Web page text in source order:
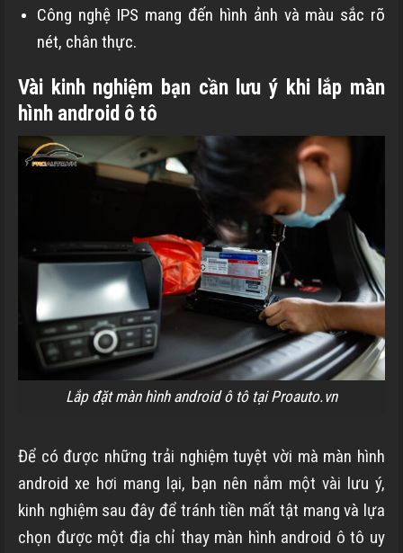
Công nghệ IPS mang đến hình ảnh và màu sắc rõ
nét, chân thực.
Vài kinh nghiệm bạn cần lưu ý khi lắp màn
hình android ô tô
Lắp đặt màn hình android ô tô tại Proauto.vn
Để có được những trải nghiệm tuyệt vời mà màn hình
android xe hơi mang lại, bạn nên nắm một vài lưu ý,
kinh nghiệm sau đây để tránh tiền mất tật mang và lựa
chọn được một địa chỉ thay màn hình android ô tô uy